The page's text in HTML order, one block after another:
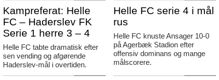
Kampreferat: Helle
FC – Haderslev FK
Serie 1 herre 3 – 4
Helle FC tabte dramatisk efter
sen vending og afgørende
Haderslev-mål i overtiden.
Agerbæk
Helle FC serie 4 i mål
rus
Helle FC knuste Ansager 10-0
på Agerbæk Stadion efter
offensiv dominans og mange
målscorere.